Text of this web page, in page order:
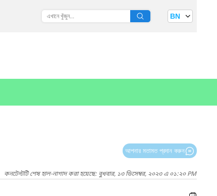
BN
আপনার মতামত প্রদান করুন
কনটেন্টটি শেষ হাল-নাগাদ করা হয়েছে: বুধবার, ১৩ ডিসেম্বর, ২০২৩ এ ০১:২০ PM